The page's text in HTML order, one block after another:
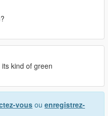
kind of green
vous ou enregistrez-